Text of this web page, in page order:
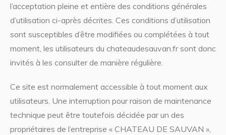
l’acceptation pleine et entière des conditions générales
d’utilisation ci-après décrites. Ces conditions d’utilisation
sont susceptibles d’être modifiées ou complétées à tout
moment, les utilisateurs du chateaudesauvan.fr sont donc
invités à les consulter de manière régulière.
Ce site est normalement accessible à tout moment aux
utilisateurs. Une interruption pour raison de maintenance
technique peut être toutefois décidée par un des
propriétaires de l’entreprise « CHATEAU DE SAUVAN »,